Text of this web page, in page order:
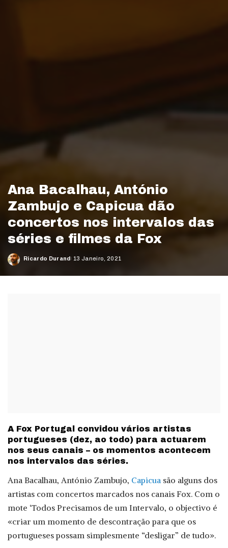
Ana Bacalhau, António
Zambujo e Capicua dão
concertos nos intervalos das
séries e filmes da Fox
Posted
Ricardo Durand 13 Janeiro, 2021
A Fox Portugal convidou vários artistas
portugueses (dez, ao todo) para actuarem
nos seus canais – os momentos acontecem
nos intervalos das séries.
Ana Bacalhau, António Zambujo, Capicua são alguns dos
artistas com concertos marcados nos canais Fox. Com o
mote ‘Todos Precisamos de um Intervalo, o objectivo é
«criar um momento de descontração para que os
portugueses possam simplesmente “desligar” de tudo».